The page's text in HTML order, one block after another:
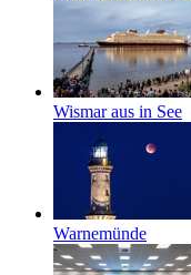
Wismar aus in See
Warnemünde